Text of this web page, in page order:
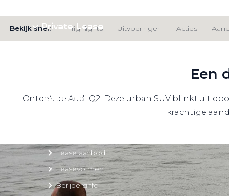
Private Lease
Direct naar
Lease aanbod
Leasevormen
Berijdersinfo
Bekijk snel: Highlights Uitvoeringen Acties
Een
Ontdek de Audi Q2. Deze urban SUV blinkt uit
krachtige